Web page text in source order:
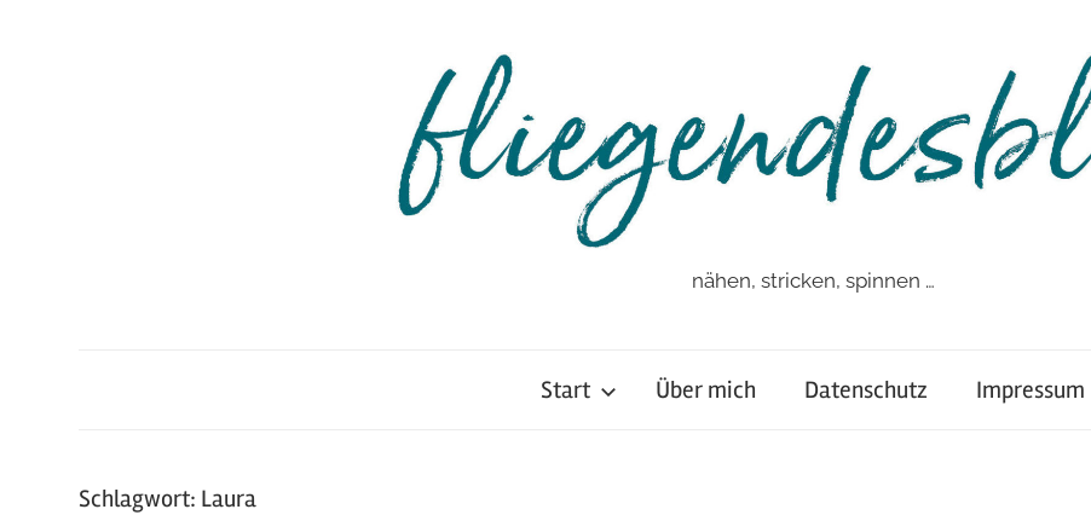
nähen, stricken, spinnen …
Start Über mich Datenschutz Impressum
Schlagwort: Laura